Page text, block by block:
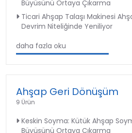
Büyüsünü Ortaya Çıkarma
Ticari Ahşap Talaşı Makinesi
Devrim Niteliğinde Yeniliyor
daha fazla oku
Ahşap Geri Dönüşüm
9 Ürün
Keskin Soyma: Kütük Ahşap
Büyüsünü Ortaya Çıkarma